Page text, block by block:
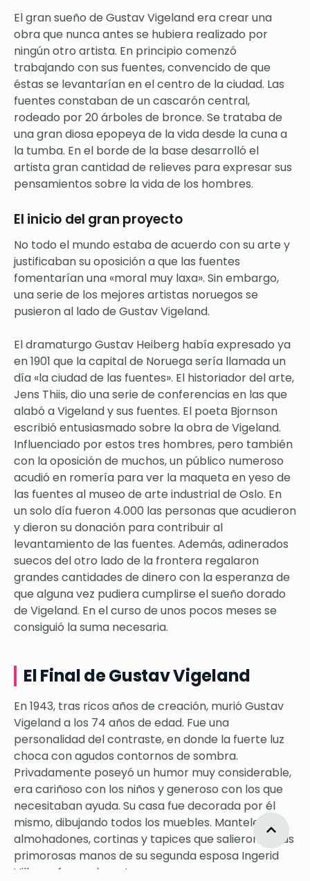
El gran sueño de Gustav Vigeland era crear una
obra que nunca antes se hubiera realizado por
ningún otro artista. En principio comenzó
trabajando con sus fuentes, convencido de que
éstas se levantarían en el centro de la ciudad. Las
fuentes constaban de un cascarón central,
rodeado por 20 árboles de bronce. Se trataba de
una gran diosa epopeya de la vida desde la cuna a
la tumba. En el borde de la base desarrolló el
artista gran cantidad de relieves para expresar sus
pensamientos sobre la vida de los hombres.
El inicio del gran proyecto
No todo el mundo estaba de acuerdo con su arte y
justificaban su oposición a que las fuentes
fomentarían una «moral muy laxa». Sin embargo,
una serie de los mejores artistas noruegos se
pusieron al lado de Gustav Vigeland.
El dramaturgo Gustav Heiberg había expresado ya
en 1901 que la capital de Noruega sería llamada un
día «la ciudad de las fuentes». El historiador del arte,
Jens Thiis, dio una serie de conferencias en las que
alabó a Vigeland y sus fuentes. El poeta Bjornson
escribió entusiasmado sobre la obra de Vigeland.
Influenciado por estos tres hombres, pero también
con la oposición de muchos, un público numeroso
acudió en romería para ver la maqueta en yeso de
las fuentes al museo de arte industrial de Oslo. En
un solo día fueron 4.000 las personas que acudieron
y dieron su donación para contribuir al
levantamiento de las fuentes. Además, adinerados
suecos del otro lado de la frontera regalaron
grandes cantidades de dinero con la esperanza de
que alguna vez pudiera cumplirse el sueño dorado
de Vigeland. En el curso de unos pocos meses se
consiguió la suma necesaria.
El Final de Gustav Vigeland
En 1943, tras ricos años de creación, murió Gustav
Vigeland a los 74 años de edad. Fue una
personalidad del contraste, en donde la fuerte luz
choca con agudos contornos de sombra.
Privadamente poseyó un humor muy considerable,
era cariñoso con los niños y generoso con los que
necesitaban ayuda. Su casa fue decorada por él
mismo, dibujando todos los muebles. Manteles,
almohadones, cortinas y tapices que salieron de las
primorosas manos de su segunda esposa Ingerid
Vilberg, fueron bocetos suyos.